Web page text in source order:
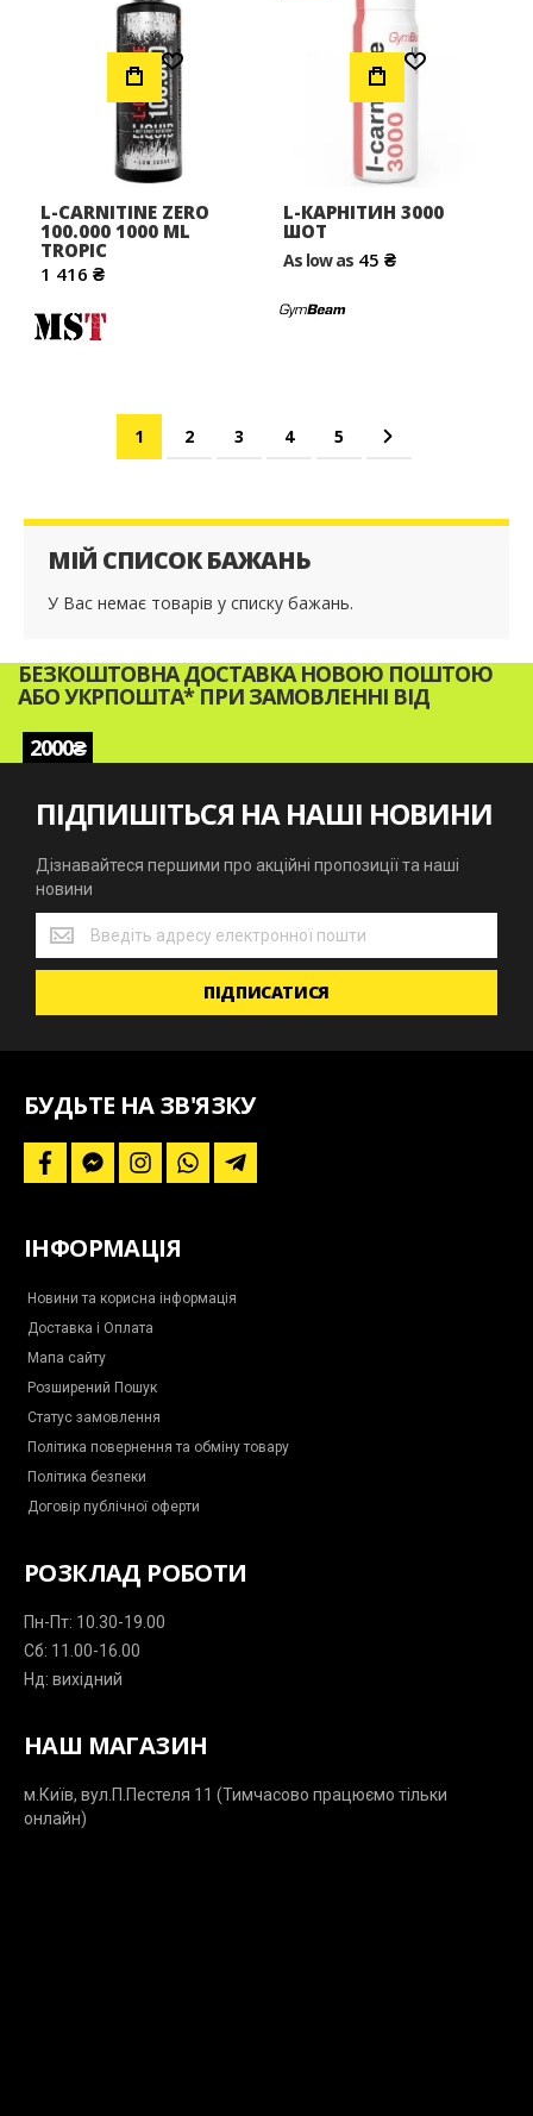
Додати до Списку Бажань
L-CARNITINE ZERO
100.000 1000 ML
TROPIC
1 416 ₴
Додати до Списку Бажань
L-КАРНІТИН 3000
ШОТ
As low as 45 ₴
You're currently reading page
1 Сторінка
2 Сторінка
3 Сторінка
4 Сторінка
5 Сторінка
Наступне
МІЙ СПИСОК БАЖАНЬ
У Вас немає товарів у списку бажань.
БЕЗКОШТОВНА ДОСТАВКА НОВОЮ ПОШТОЮ
АБО УКРПОШТА* ПРИ ЗАМОВЛЕННІ ВІД
2000₴
ПІДПИШІТЬСЯ НА НАШІ НОВИНИ
Дізнавайтеся першими про акційні пропозиції та наші
новини
Дізнавайтеся
першими
про
пропозиції
ПІДПИСАТИСЯ
БУДЬТЕ НА ЗВ'ЯЗКУ
f
a
b
o
f
a
b
o
-
m
e
s
s
e
g
r
i
n
a
g
m
w
h
t
e
-
ІНФОРМАЦІЯ
Новини та корисна інформація
Доставка і Оплата
Мапа сайту
Розширений Пошук
Статус замовлення
Політика повернення та обміну товару
Політика безпеки
Договір публічної оферти
РОЗКЛАД РОБОТИ
Пн-Пт: 10.30-19.00
Сб: 11.00-16.00
Нд: вихідний
НАШ МАГАЗИН
м.Київ, вул.П.Пестеля 11 (Тимчасово працюємо тільки
онлайн)